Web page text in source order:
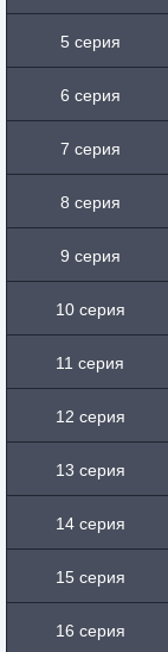
5 серия
6 серия
7 серия
8 серия
9 серия
10 серия
11 серия
12 серия
13 серия
14 серия
15 серия
16 серия